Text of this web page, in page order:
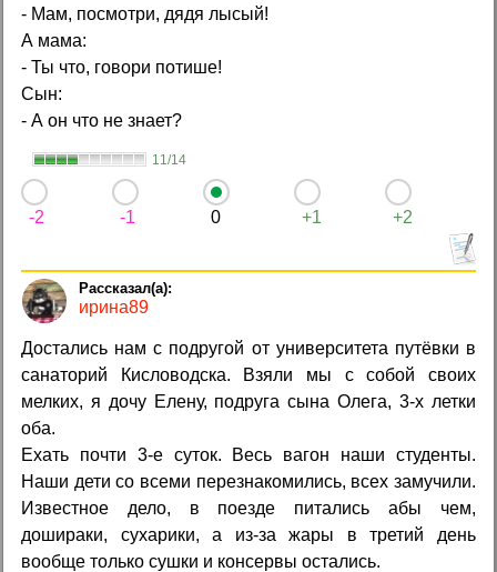
- Мам, посмотри, дядя лысый!
А мама:
- Ты что, говори потише!
Сын:
- А он что не знает?
11/14
-2 -1 0 +1 +2
ирина89
Достались нам с подругой от университета путёвки в
санаторий Кисловодска. Взяли мы с собой своих
мелких, я дочу Елену, подруга сына Олега, 3-х летки
оба.
Ехать почти 3-е суток. Весь вагон наши студенты.
Наши дети со всеми перезнакомились, всех замучили.
Известное дело, в поезде питались абы чем,
дошираки, сухарики, а из-за жары в третий день
вообще только сушки и консервы остались.